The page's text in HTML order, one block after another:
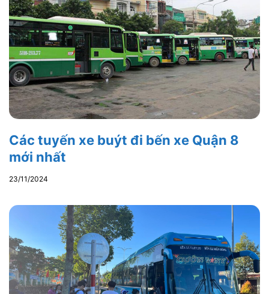
Các tuyến xe buýt đi bến xe Quận 8
mới nhất
23/11/2024